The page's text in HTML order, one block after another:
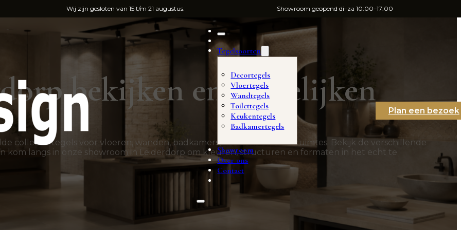
Wij zijn gesloten van 15 t/m 21 augustus. Showroom geopend di–za 10:00–17:00
Tegelsoorten
Decortegels
Vloertegels
Wandtegels
Toilettegels
Keukentegels
Badkamertegels
Showroom
Over ons
Contact
Plan een bezoek
bekijken en vergelijken
collectie tegels voor vloeren, wanden, badkamers, keukens en toiletruimtes. Bekijk de verschillende
kom langs in onze showroom in Leiderdorp om kleuren, structuren en formaten in het echt te